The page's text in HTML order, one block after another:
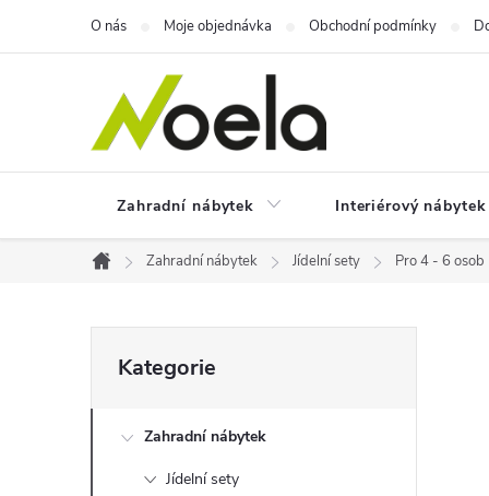
O nás Moje objednávka Obchodní podmínky
Zahradní nábytek Interiérový nábytek
Domů
Zahradní nábytek Jídelní sety Pro 4 - 6 osob
o
kategorie
Kategorie
Zahradní nábytek
Jídelní sety